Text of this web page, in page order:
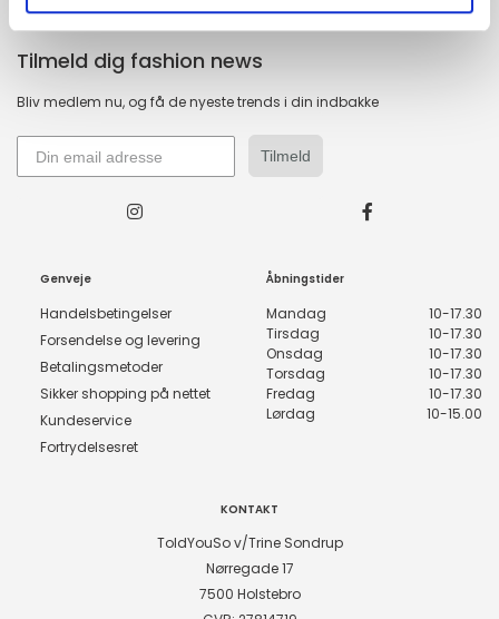
Tilmeld dig fashion news
Bliv medlem nu, og få de nyeste trends i din indbakke
Tilmeld
Genveje
Handelsbetingelser
Forsendelse og levering
Betalingsmetoder
Sikker shopping på nettet
Kundeservice
Fortrydelsesret
Åbningstider
Mandag
10-17.30
Tirsdag
10-17.30
Onsdag
10-17.30
Torsdag
10-17.30
Fredag
10-17.30
Lørdag
10-15.00
KONTAKT
ToldYouSo v/Trine Sondrup
Nørregade 17
7500 Holstebro